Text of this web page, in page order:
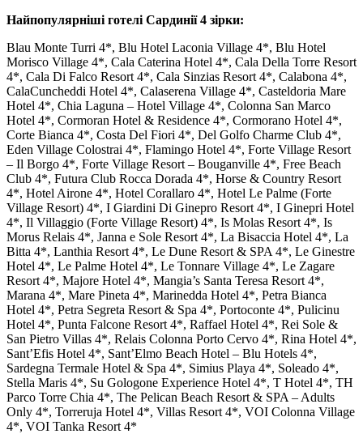
Найпопулярніші готелі Сардинії 4 зірки:
Blau Monte Turri 4*, Blu Hotel Laconia Village 4*, Blu Hotel
Morisco Village 4*, Cala Caterina Hotel 4*, Cala Della Torre Resort
4*, Cala Di Falco Resort 4*, Cala Sinzias Resort 4*, Calabona 4*,
CalaCuncheddi Hotel 4*, Calaserena Village 4*, Casteldoria Mare
Hotel 4*, Chia Laguna – Hotel Village 4*, Colonna San Marco
Hotel 4*, Cormoran Hotel & Residence 4*, Cormorano Hotel 4*,
Corte Bianca 4*, Costa Del Fiori 4*, Del Golfo Charme Club 4*,
Eden Village Colostrai 4*, Flamingo Hotel 4*, Forte Village Resort
– Il Borgo 4*, Forte Village Resort – Bouganville 4*, Free Beach
Club 4*, Futura Club Rocca Dorada 4*, Horse & Country Resort
4*, Hotel Airone 4*, Hotel Corallaro 4*, Hotel Le Palme (Forte
Village Resort) 4*, I Giardini Di Ginepro Resort 4*, I Ginepri Hotel
4*, Il Villaggio (Forte Village Resort) 4*, Is Molas Resort 4*, Is
Morus Relais 4*, Janna e Sole Resort 4*, La Bisaccia Hotel 4*, La
Bitta 4*, Lanthia Resort 4*, Le Dune Resort & SPA 4*, Le Ginestre
Hotel 4*, Le Palme Hotel 4*, Le Tonnare Village 4*, Le Zagare
Resort 4*, Majore Hotel 4*, Mangia’s Santa Teresa Resort 4*,
Marana 4*, Mare Pineta 4*, Marinedda Hotel 4*, Petra Bianca
Hotel 4*, Petra Segreta Resort & Spa 4*, Portoconte 4*, Pulicinu
Hotel 4*, Punta Falcone Resort 4*, Raffael Hotel 4*, Rei Sole &
San Pietro Villas 4*, Relais Colonna Porto Cervo 4*, Rina Hotel 4*,
Sant’Efis Hotel 4*, Sant’Elmo Beach Hotel – Blu Hotels 4*,
Sardegna Termale Hotel & Spa 4*, Simius Playa 4*, Soleado 4*,
Stella Maris 4*, Su Gologone Experience Hotel 4*, T Hotel 4*, TH
Parco Torre Chia 4*, The Pelican Beach Resort & SPA – Adults
Only 4*, Torreruja Hotel 4*, Villas Resort 4*, VOI Colonna Village
4*, VOI Tanka Resort 4*